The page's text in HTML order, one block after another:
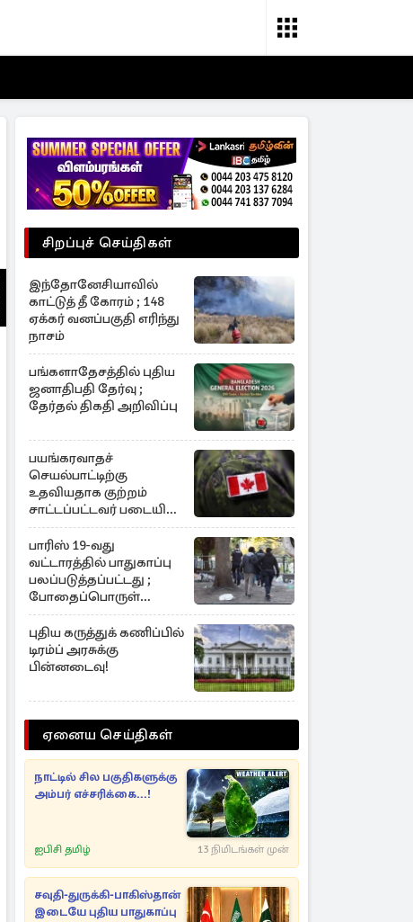
சிறப்புச் செய்திகள்
இந்தோனேசியாவில்
காட்டுத் தீ கோரம் ; 148
ஏக்கர் வனப்பகுதி எரிந்து
நாசம்
பங்களாதேசத்தில் புதிய
ஜனாதிபதி தேர்வு ;
தேர்தல் திகதி அறிவிப்பு
பயங்கரவாதச்
செயல்பாட்டிற்கு
உதவியதாக குற்றம்
சாட்டப்பட்டவர் படையில்
இருந்து நீக்கம்!
பாரிஸ் 19-வது
வட்டாரத்தில் பாதுகாப்பு
பலப்படுத்தப்பட்டது ;
போதைப்பொருள்
வலையமைப்புக்கு கடும்
அடி
புதிய கருத்துக் கணிப்பில்
டிரம்ப் அரசுக்கு
பின்னடைவு!
ஏனைய செய்திகள்
நாட்டில் சில பகுதிகளுக்கு
அம்பர் எச்சரிக்கை...!
ஐபிசி தமிழ் 13 நிமிடங்கள் முன்
சவுதி-துருக்கி-பாகிஸ்தான்
இடையே புதிய பாதுகாப்பு